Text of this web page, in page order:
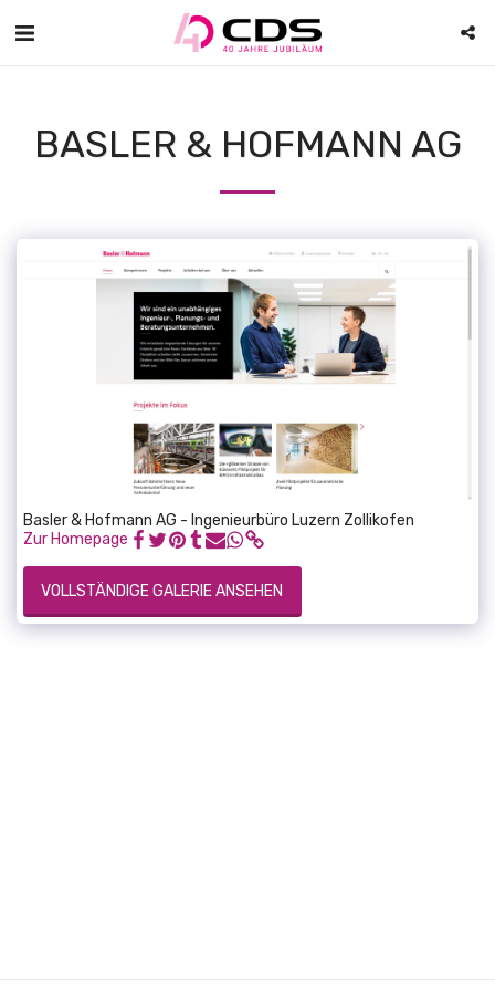
BASLER & HOFMANN AG
Basler & Hofmann AG - Ingenieurbüro Luzern Zollikofen
Zur Homepage
VOLLSTÄNDIGE GALERIE ANSEHEN